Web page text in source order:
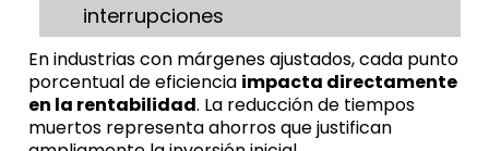
interrupciones
En industrias con márgenes ajustados, cada punto
porcentual de eficiencia impacta directamente
en la rentabilidad. La reducción de tiempos
muertos representa ahorros que justifican